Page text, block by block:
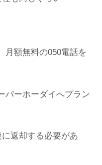
月額無料の050電話を
パーホーダイへプラン
返却する必要があ